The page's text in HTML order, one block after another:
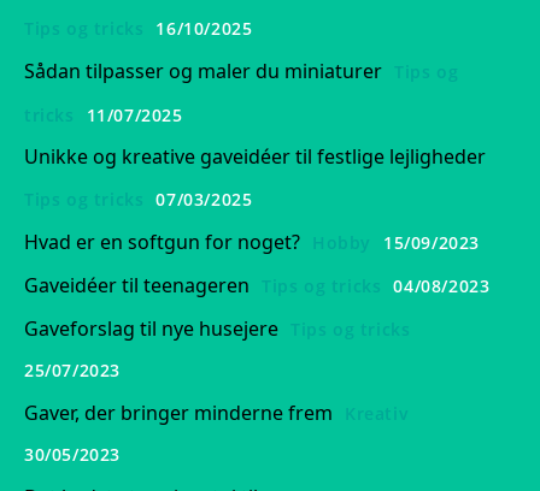
Tips og tricks 16/10/2025
Sådan tilpasser og maler du miniaturer Tips og
tricks
11/07/2025
Unikke og kreative gaveidéer til festlige lejligheder
Tips og tricks 07/03/2025
Hvad er en softgun for noget? Hobby 15/09/2023
Gaveidéer til teenageren Tips og tricks 04/08/2023
Gaveforslag til nye husejere Tips og tricks
25/07/2023
Gaver, der bringer minderne frem
Kreativ
30/05/2023